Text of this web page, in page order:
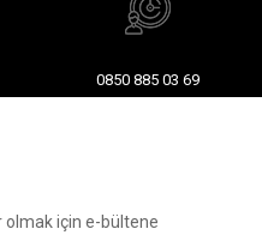
0850 885 03 69
için e-bültene